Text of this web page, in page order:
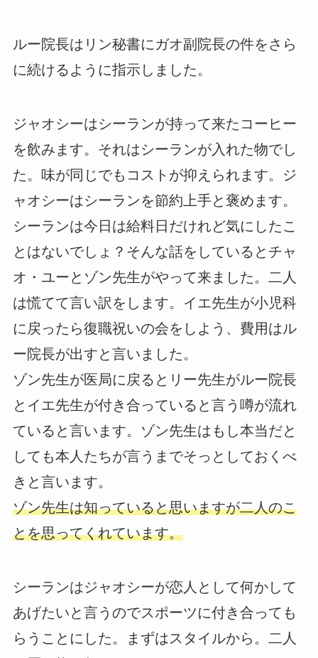
ルー院長はリン秘書にガオ副院長の件をさら
に続けるように指示しました。
ジャオシーはシーランが持って来たコーヒー
を飲みます。それはシーランが入れた物でし
た。味が同じでもコストが抑えられます。ジ
ャオシーはシーランを節約上手と褒めます。
シーランは今日は給料日だけれど気にしたこ
とはないでしょ？そんな話をしているとチャ
オ・ユーとゾン先生がやって来ました。二人
は慌てて言い訳をします。イエ先生が小児科
に戻ったら復職祝いの会をしよう、費用はル
ー院長が出すと言いました。
ゾン先生が医局に戻るとリー先生がルー院長
とイエ先生が付き合っていると言う噂が流れ
ていると言います。ゾン先生はもし本当だと
しても本人たちが言うまでそっとしておくべ
きと言います。
ゾン先生は知っていると思いますが二人のこ
とを思ってくれています。
シーランはジャオシーが恋人として何かして
あげたいと言うのでスポーツに付き合っても
らうことにした。まずはスタイルから。二人